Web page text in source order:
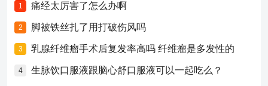
1 痛经太厉害了怎么办啊
2 脚被铁丝扎了用打破伤风吗
3 乳腺纤维瘤手术后复发率高吗 纤维瘤是多发性的
4 生脉饮口服液跟脑心舒口服液可以一起吃么？